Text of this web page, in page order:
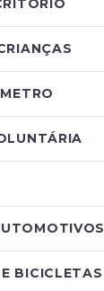
BICICLETAS